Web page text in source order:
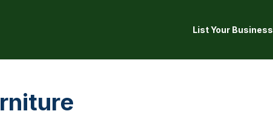
List Your Business